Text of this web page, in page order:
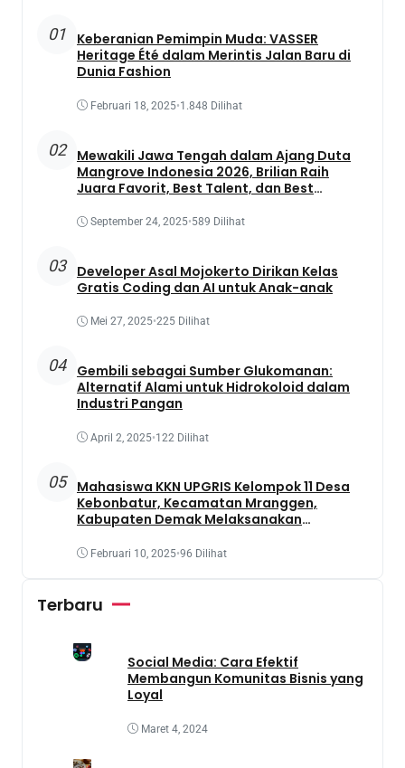
01
Keberanian Pemimpin Muda: VASSER
Heritage Été dalam Merintis Jalan Baru di
Dunia Fashion
Februari 18, 2025•1.848 Dilihat
02
Mewakili Jawa Tengah dalam Ajang Duta
Mangrove Indonesia 2026, Brilian Raih
Juara Favorit, Best Talent, dan Best
September 24, 2025•589 Dilihat
03
Developer Asal Mojokerto Dirikan Kelas
Gratis Coding dan AI untuk Anak-anak
Mei 27, 2025•225 Dilihat
04
Gembili sebagai Sumber Glukomanan:
Alternatif Alami untuk Hidrokoloid dalam
Industri Pangan
April 2, 2025•122 Dilihat
05
Mahasiswa KKN UPGRIS Kelompok 11 Desa
Kebonbatur, Kecamatan Mranggen,
Kabupaten Demak Melaksanakan
Memanfaatkan Lahan Yang Terbengkalai
Februari 10, 2025•96 Dilihat
Terbaru
Social Media: Cara Efektif
Membangun Komunitas Bisnis yang
Loyal
Maret 4, 2024